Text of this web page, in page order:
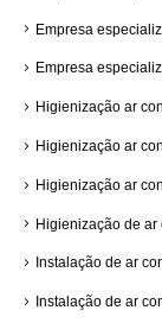
Empresa
Empresa
Higienização ar
Higienização ar
Higienização ar
Higienização de
Instalação de ar
Instalação de ar